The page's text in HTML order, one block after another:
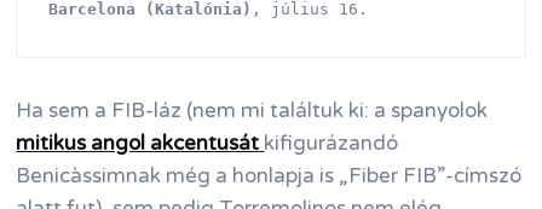
Barcelona (Katalónia) , július 16.
Ha sem a FIB-láz (nem mi találtuk ki: a spanyolok
mitikus angol akcentusát kifigurázandó
Benicàssimnak még a honlapja is „Fiber FIB”-címszó